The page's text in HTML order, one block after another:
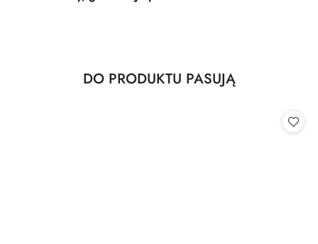
Pomiń karuzelę produktów
Produkty
DO PRODUKTU PASUJĄ